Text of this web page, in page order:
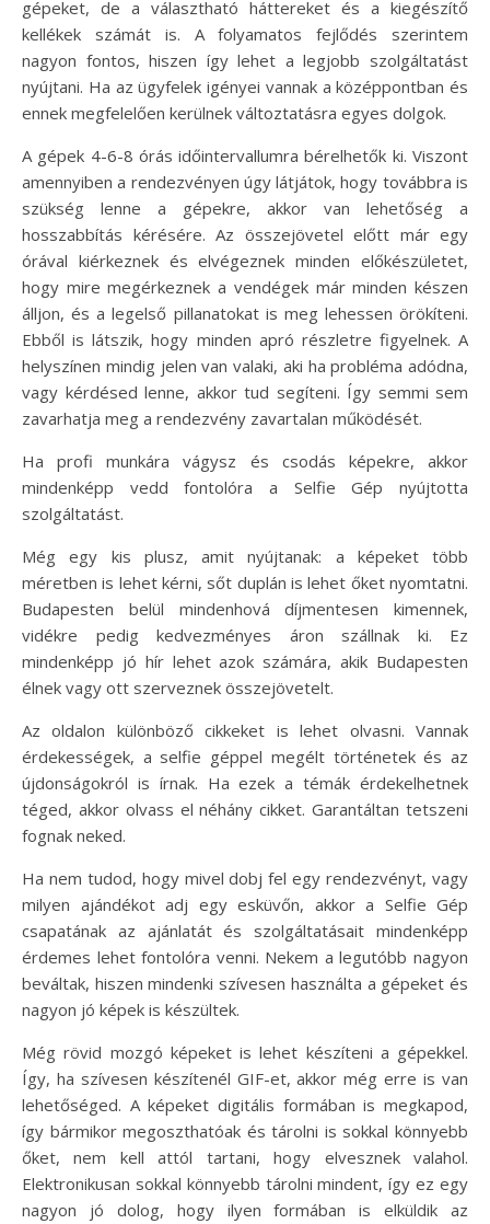
gépeket, de a választható háttereket és a kiegészítő
kellékek számát is. A folyamatos fejlődés szerintem
nagyon fontos, hiszen így lehet a legjobb szolgáltatást
nyújtani. Ha az ügyfelek igényei vannak a középpontban és
ennek megfelelően kerülnek változtatásra egyes dolgok.
A gépek 4-6-8 órás időintervallumra bérelhetők ki. Viszont
amennyiben a rendezvényen úgy látjátok, hogy továbbra is
szükség lenne a gépekre, akkor van lehetőség a
hosszabbítás kérésére. Az összejövetel előtt már egy
órával kiérkeznek és elvégeznek minden előkészületet,
hogy mire megérkeznek a vendégek már minden készen
álljon, és a legelső pillanatokat is meg lehessen örökíteni.
Ebből is látszik, hogy minden apró részletre figyelnek. A
helyszínen mindig jelen van valaki, aki ha probléma adódna,
vagy kérdésed lenne, akkor tud segíteni. Így semmi sem
zavarhatja meg a rendezvény zavartalan működését.
Ha profi munkára vágysz és csodás képekre, akkor
mindenképp vedd fontolóra a Selfie Gép nyújtotta
szolgáltatást.
Még egy kis plusz, amit nyújtanak: a képeket több
méretben is lehet kérni, sőt duplán is lehet őket nyomtatni.
Budapesten belül mindenhová díjmentesen kimennek,
vidékre pedig kedvezményes áron szállnak ki. Ez
mindenképp jó hír lehet azok számára, akik Budapesten
élnek vagy ott szerveznek összejövetelt.
Az oldalon különböző cikkeket is lehet olvasni. Vannak
érdekességek, a selfie géppel megélt történetek és az
újdonságokról is írnak. Ha ezek a témák érdekelhetnek
téged, akkor olvass el néhány cikket. Garantáltan tetszeni
fognak neked.
Ha nem tudod, hogy mivel dobj fel egy rendezvényt, vagy
milyen ajándékot adj egy esküvőn, akkor a Selfie Gép
csapatának az ajánlatát és szolgáltatásait mindenképp
érdemes lehet fontolóra venni. Nekem a legutóbb nagyon
beváltak, hiszen mindenki szívesen használta a gépeket és
nagyon jó képek is készültek.
Még rövid mozgó képeket is lehet készíteni a gépekkel.
Így, ha szívesen készítenél GIF-et, akkor még erre is van
lehetőséged. A képeket digitális formában is megkapod,
így bármikor megoszthatóak és tárolni is sokkal könnyebb
őket, nem kell attól tartani, hogy elvesznek valahol.
Elektronikusan sokkal könnyebb tárolni mindent, így ez egy
nagyon jó dolog, hogy ilyen formában is elküldik az